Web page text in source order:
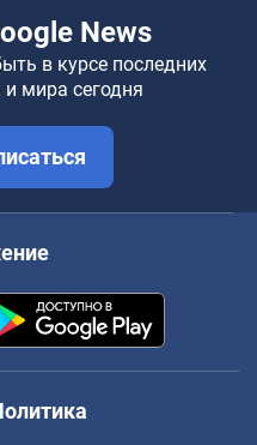
News
в курсе последних
мира сегодня